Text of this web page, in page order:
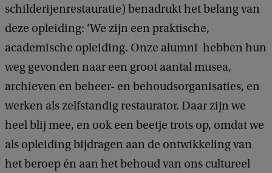
schilderijenrestauratie) benadrukt het belang van
deze opleiding: ‘We zijn een praktische,
academische opleiding. Onze alumni hebben hun
weg gevonden naar een groot aantal musea,
archieven en beheer- en behoudsorganisaties, en
werken als zelfstandig restaurator. Daar zijn we
heel blij mee, en ook een beetje trots op, omdat we
als opleiding bijdragen aan de ontwikkeling van
het beroep én aan het behoud van ons cultureel